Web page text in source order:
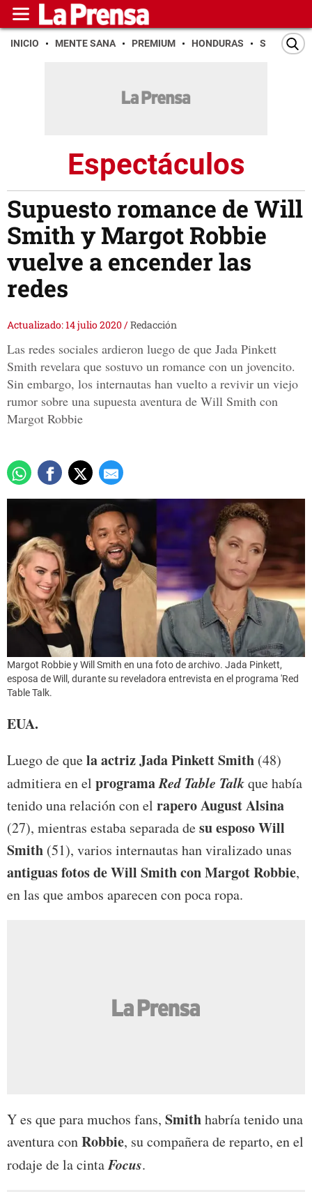
INICIO MENTE SANA PREMIUM HONDURAS SAN PEDRO
Espectáculos
Supuesto romance de Will
Smith y Margot Robbie
vuelve a encender las
redes
Actualizado: 14 julio 2020/Redacción
Las redes sociales ardieron luego de que Jada Pinkett
Smith revelara que sostuvo un romance con un jovencito.
Sin embargo, los internautas han vuelto a revivir un viejo
rumor sobre una supuesta aventura de Will Smith con
Margot Robbie
Margot Robbie y Will Smith en una foto de archivo. Jada Pinkett,
esposa de Will, durante su reveladora entrevista en el programa 'Red
Table Talk.
EUA.
Luego de quela actriz Jada Pinkett Smith (48)
admitiera en el programaRed Table Talkque había
tenido una relación con el rapero August Alsina
(27), mientras estaba separada desu esposo Will
Smith (51), varios internautas han viralizado unas
antiguas fotos de Will Smith con Margot Robbie,
en las que ambos aparecen con poca ropa.
Y es que para muchos fans, Smithhabría tenido una
aventura conRobbie, su compañera de reparto, en el
rodaje de la cintaFocus.